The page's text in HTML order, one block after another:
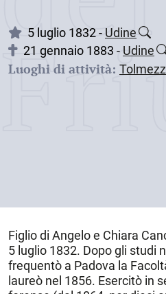
5 luglio 1832 - Udine
21 gennaio 1883 - Udine
Luoghi di attività:
Figlio di Angelo e Chiara
5 luglio 1832. Dopo gli studi
frequentò a Padova la
laureò nel 1856. Esercitò in